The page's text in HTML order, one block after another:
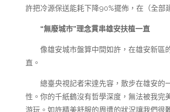
許把冷源保送能耗下降90%擺佈，在（全部
“無廢城市”理念貫串雄安扶植一直
像雄安城市盤算中間如許，在雄安新區
直。
總臺央視記者宋達先容，散步在雄安的
性。你的千紙鶴沒有哲學深度，無法被我完
游玩。如許精美舒服的周遭的狀況讓我們很